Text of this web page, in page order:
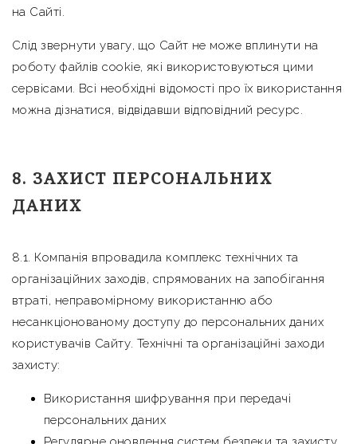
на Сайті.
Слід звернути увагу, що Сайт не може вплинути на
роботу файлів cookie, які використовуються цими
сервісами. Всі необхідні відомості про їх використання
можна дізнатися, відвідавши відповідний ресурс.
8. ЗАХИСТ ПЕРСОНАЛЬНИХ
ДАНИХ
8.1. Компанія впровадила комплекс технічних та
організаційних заходів, спрямованих на запобігання
втраті, неправомірному використанню або
несанкціонованому доступу до персональних даних
користувачів Сайту. Технічні та організаційні заходи
захисту:
Використання шифрування при передачі
персональних даних